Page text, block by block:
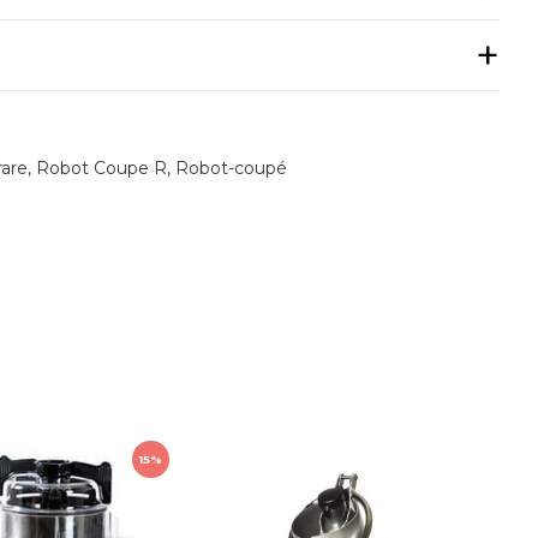
, Robot Coupe R, Robot-coupé
15%